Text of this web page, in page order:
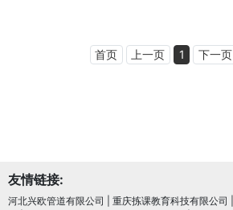
首页 上一页 1 下一页
友情链接:
河北兴欧管道有限公司 重庆拣课教育科技有限公司